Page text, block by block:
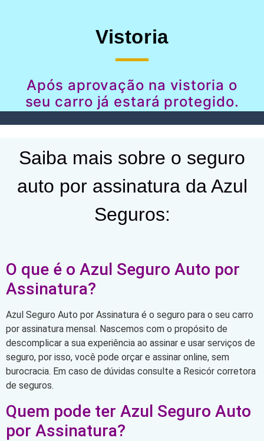
Vistoria
Após aprovação na vistoria o
seu carro já estará protegido.
Saiba mais sobre o seguro
auto por assinatura da Azul
Seguros:
O que é o Azul Seguro Auto por
Assinatura?
Azul Seguro Auto por Assinatura é o seguro para o seu carro
por assinatura mensal. Nascemos com o propósito de
descomplicar a sua experiência ao assinar e usar serviços de
seguro, por isso, você pode orçar e assinar online, sem
burocracia. Em caso de dúvidas consulte a Resicór corretora
de seguros.
Quem pode ter Azul Seguro Auto
por Assinatura?